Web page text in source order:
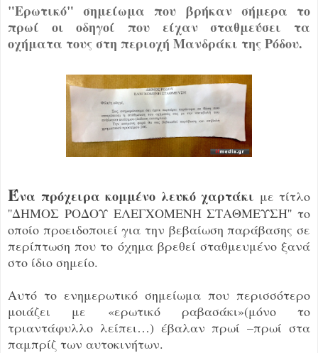
"Ερωτικό" σημείωμα που βρήκαν σήμερα το
πρωί οι οδηγοί που είχαν σταθμεύσει τα
οχήματα τους στη περιοχή Μανδράκι της Ρόδου.
Ένα πρόχειρα κομμένο λευκό χαρτάκι με τίτλο
''ΔΗΜΟΣ ΡΟΔΟΥ ΕΛΕΓΧΟΜΕΝΗ ΣΤΑΘΜΕΥΣΗ'' το
οποίο προειδοποιεί για την βεβαίωση παράβασης σε
περίπτωση που το όχημα βρεθεί σταθμευμένο ξανά
στο ίδιο σημείο.
Αυτό το ενημερωτικό σημείωμα που περισσότερο
μοιάζει με «ερωτικό ραβασάκι»(μόνο το
τριαντάφυλλο λείπει…) έβαλαν πρωί –πρωί στα
παμπρίζ των αυτοκινήτων.